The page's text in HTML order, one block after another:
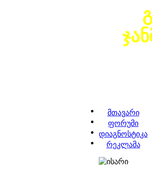
მთავარი
ფორუმი
დიაგნოსტიკა
რეკლამა